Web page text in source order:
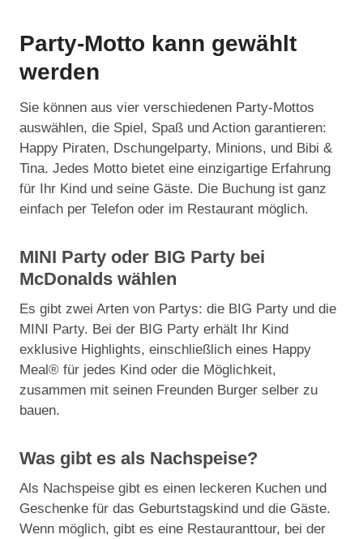
Party-Motto kann gewählt
werden
Sie können aus vier verschiedenen Party-Mottos
auswählen, die Spiel, Spaß und Action garantieren:
Happy Piraten, Dschungelparty, Minions, und Bibi &
Tina. Jedes Motto bietet eine einzigartige Erfahrung
für Ihr Kind und seine Gäste. Die Buchung ist ganz
einfach per Telefon oder im Restaurant möglich​.
MINI Party oder BIG Party bei
McDonalds wählen
Es gibt zwei Arten von Partys: die BIG Party und die
MINI Party. Bei der BIG Party erhält Ihr Kind
exklusive Highlights, einschließlich eines Happy
Meal® für jedes Kind oder die Möglichkeit,
zusammen mit seinen Freunden Burger selber zu
bauen.
Was gibt es als Nachspeise?
Als Nachspeise gibt es einen leckeren Kuchen und
Geschenke für das Geburtstagskind und die Gäste.
Wenn möglich, gibt es eine Restauranttour, bei der